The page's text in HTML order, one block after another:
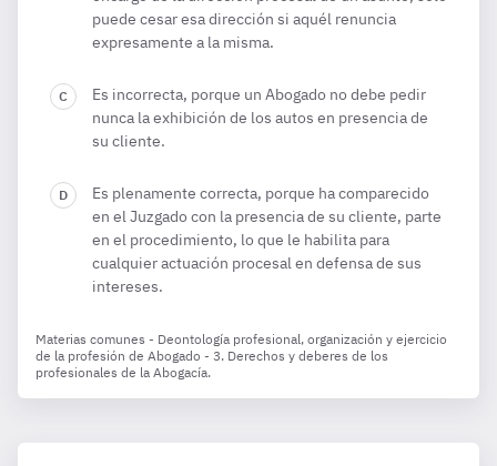
puede cesar esa dirección si aquél renuncia
expresamente a la misma.
Es incorrecta, porque un Abogado no debe pedir
nunca la exhibición de los autos en presencia de
su cliente.
Es plenamente correcta, porque ha comparecido
en el Juzgado con la presencia de su cliente, parte
en el procedimiento, lo que le habilita para
cualquier actuación procesal en defensa de sus
intereses.
Materias comunes - Deontología profesional, organización y ejercicio
de la profesión de Abogado - 3. Derechos y deberes de los
profesionales de la Abogacía.